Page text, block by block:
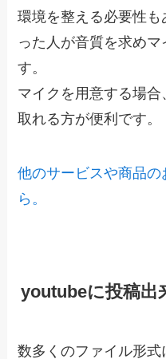
環境を整える必要性
った人が音質を求め
す。
マイクを用意する場
取れる方が便利です。
他のサービスや商品
ら。
youtubeに投稿出
数多くのファイル形式